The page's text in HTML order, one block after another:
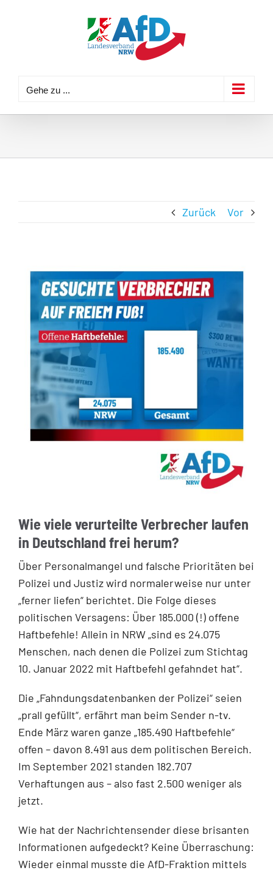
Gehe zu ...
Zurück Vor
Wie viele verurteilte Verbrecher laufen
in Deutschland frei herum?
Über Personalmangel und falsche Prioritäten bei
Polizei und Justiz wird normalerweise nur unter
„ferner liefen“ berichtet. Die Folge dieses
politischen Versagens: Über 185.000 (!) offene
Haftbefehle! Allein in NRW „sind es 24.075
Menschen, nach denen die Polizei zum Stichtag
10. Januar 2022 mit Haftbefehl gefahndet hat“.
Die „Fahndungsdatenbanken der Polizei“ seien
„prall gefüllt“, erfährt man beim Sender n-tv.
Ende März waren ganze „185.490 Haftbefehle“
offen – davon 8.491 aus dem politischen Bereich.
Im September 2021 standen 182.707
Verhaftungen aus – also fast 2.500 weniger als
jetzt.
Wie hat der Nachrichtensender diese brisanten
Informationen aufgedeckt? Keine Überraschung:
Wieder einmal musste die AfD-Fraktion mittels